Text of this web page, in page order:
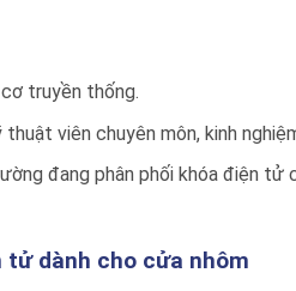
truyền thống.
viên chuyên môn, kinh
đang phân phối khóa điện tử
tử dành cho cửa nhôm